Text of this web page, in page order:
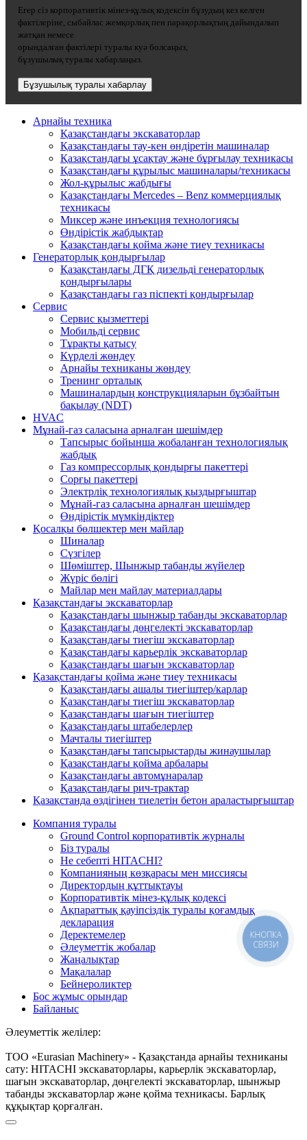
Егер сіз корпоративтік мінез-құлық кодексін бұзудың кез келген
фактілеріне, сыбайлас жемқорлық пен парақорлықтың дайындалып
жатқан немесе
орындалған фактілері туралы куә болсаңыз,
бұзушылық туралы хабарлаңыз.
Бұзушылық туралы хабарлау
Арнайы техника
Қазақстандағы экскаваторлар
Қазақстандағы тау-кен өндіретін машиналар
Қазақстандағы ұсақтау және бұрғылау техникасы
Қазақстандағы құрылыс машиналары/техникасы
Жол-құрылыс жабдығы
Қазақстандағы Mercedes – Benz коммерциялық
техникасы
Миксер және инъекция технологиясы
Өндірістік жабдықтар
Қазақстандағы қойма және тиеу техникасы
Генераторлық қондырғылар
Қазақстандағы ДГҚ дизельді генераторлық
қондырғылары
Қазақстандағы газ піспекті қондырғылар
Сервис
Сервис қызметтері
Мобильді сервис
Тұрақты қатысу
Күрделі жөндеу
Арнайы техниканы жөндеу
Тренинг орталық
Машиналардың конструкцияларын бұзбайтын
бақылау (NDT)
HVAC
Мұнай-газ саласына арналған шешімдер
Тапсырыс бойынша жобаланған технологиялық
жабдық
Газ компрессорлық қондырғы пакеттері
Сорғы пакеттері
Электрліқ технологиялық қыздырғыштар
Мұнай-газ саласына арналған шешімдер
Өндірістік мүмкіндіктер
Қосалқы бөлшектер мен майлар
Шиналар
Сүзгілер
Шөміштер, Шынжыр табанды жүйелер
Жүріс бөлігі
Майлар мен майлау материалдары
Қазақстандағы экскаваторлар
Қазақстандағы шынжыр табанды экскаваторлар
Қазақстандағы дөңгелекті экскаваторлар
Қазақстандағы тиегіш экскаваторлар
Қазақстандағы карьерлік экскаваторлар
Қазақстандағы шағын экскаваторлар
Қазақстандағы қойма және тиеу техникасы
Қазақстандағы ашалы тиегіштер/карлар
Қазақстандағы тиегіш экскаваторлар
Қазақстандағы шағын тиегіштер
Қазақстандағы штабелерлер
Мачталы тиегіштер
Қазақстандағы тапсырыстарды жинаушылар
Қазақстандағы қойма арбалары
Қазақстандағы автомұнаралар
Қазақстандағы рич-трактар
Қазақстанда өздігінен тиелетін бетон араластырғыштар
Компания туралы
Ground Control корпоративтік журналы
Біз туралы
Не себепті HITACHI?
Компанияның көзқарасы мен миссиясы
Директордың құттықтауы
Корпоративтік мінез-құлық кодексі
Ақпараттық қауіпсіздік туралы қоғамдық
декларация
Деректемелер
Әлеуметтік жобалар
Жаңалықтар
Мақалалар
Бейнероликтер
Бос жұмыс орындар
Байланыс
Әлеуметтік желілер:
ТОО «Eurasian Machinery» - Қазақстанда арнайы техниканы
сату: HITACHI экскаваторлары, карьерлік экскаваторлар,
шағын экскаваторлар, дөңгелекті экскаваторлар, шынжыр
табанды экскаваторлар және қойма техникасы. Барлық
құқықтар қорғалған.
КНОПКА
СВЯЗИ